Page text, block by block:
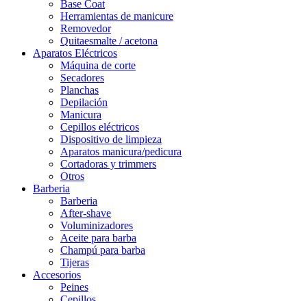
Base Coat
Herramientas de manicure
Removedor
Quitaesmalte / acetona
Aparatos Eléctricos
Máquina de corte
Secadores
Planchas
Depilación
Manicura
Cepillos eléctricos
Dispositivo de limpieza
Aparatos manicura/pedicura
Cortadoras y trimmers
Otros
Barberia
Barberia
After-shave
Voluminizadores
Aceite para barba
Champú para barba
Tijeras
Accesorios
Peines